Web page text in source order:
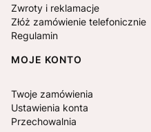
Zwroty i reklamacje
Złóż zamówienie telefonicznie
Regulamin
MOJE KONTO
Twoje zamówienia
Ustawienia konta
Przechowalnia